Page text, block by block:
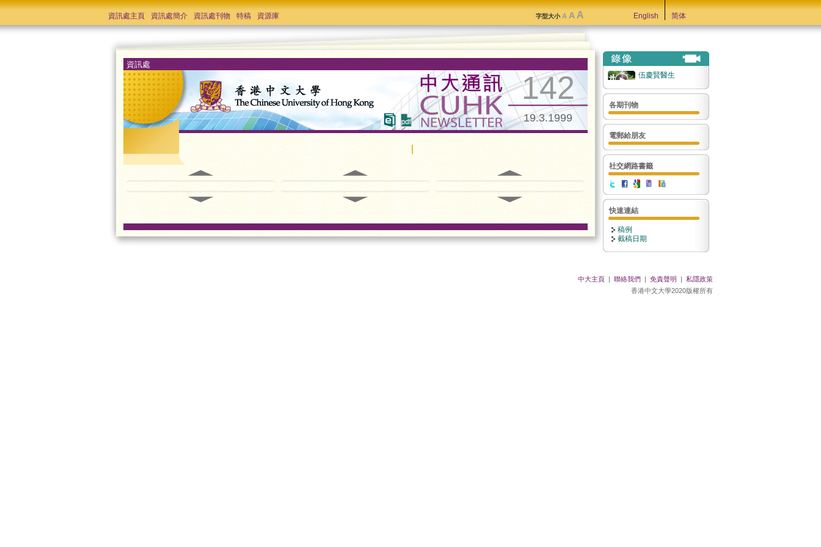
資訊處主頁 資訊處簡介 資訊處刊物 特稿 資源庫 字型大小 A A A English 简体
資訊處
142
19.3.1999
伍慶賢醫生
各期刊物
電郵給朋友
社交網路書籤
快速連結
稿例
截稿日期
中大主頁 | 聯絡我們 | 免責聲明 | 私隱政策
香港中文大學2020版權所有